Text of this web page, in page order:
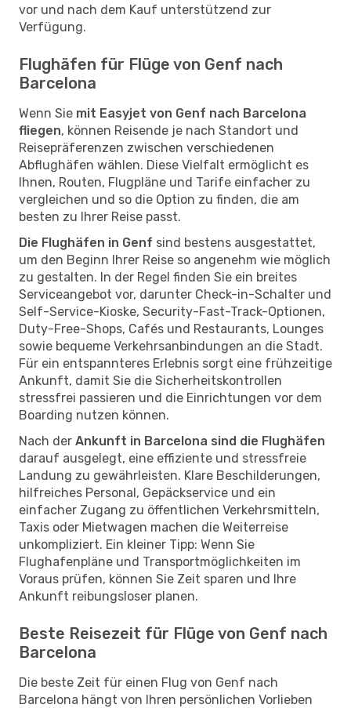
vor und nach dem Kauf unterstützend zur
Verfügung.
Flughäfen für Flüge von Genf nach
Barcelona
Wenn Sie mit Easyjet von Genf nach Barcelona
fliegen, können Reisende je nach Standort und
Reisepräferenzen zwischen verschiedenen
Abflughäfen wählen. Diese Vielfalt ermöglicht es
Ihnen, Routen, Flugpläne und Tarife einfacher zu
vergleichen und so die Option zu finden, die am
besten zu Ihrer Reise passt.
Die Flughäfen in Genf sind bestens ausgestattet,
um den Beginn Ihrer Reise so angenehm wie möglich
zu gestalten. In der Regel finden Sie ein breites
Serviceangebot vor, darunter Check-in-Schalter und
Self-Service-Kioske, Security-Fast-Track-Optionen,
Duty-Free-Shops, Cafés und Restaurants, Lounges
sowie bequeme Verkehrsanbindungen an die Stadt.
Für ein entspannteres Erlebnis sorgt eine frühzeitige
Ankunft, damit Sie die Sicherheitskontrollen
stressfrei passieren und die Einrichtungen vor dem
Boarding nutzen können.
Nach der Ankunft in Barcelona sind die Flughäfen
darauf ausgelegt, eine effiziente und stressfreie
Landung zu gewährleisten. Klare Beschilderungen,
hilfreiches Personal, Gepäckservice und ein
einfacher Zugang zu öffentlichen Verkehrsmitteln,
Taxis oder Mietwagen machen die Weiterreise
unkompliziert. Ein kleiner Tipp: Wenn Sie
Flughafenpläne und Transportmöglichkeiten im
Voraus prüfen, können Sie Zeit sparen und Ihre
Ankunft reibungsloser planen.
Beste Reisezeit für Flüge von Genf nach
Barcelona
Die beste Zeit für einen Flug von Genf nach
Barcelona hängt von Ihren persönlichen Vorlieben